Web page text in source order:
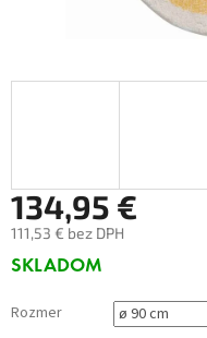
134,95 €
111,53 € bez DPH
Jednotková
SKLADOM
Rozmer